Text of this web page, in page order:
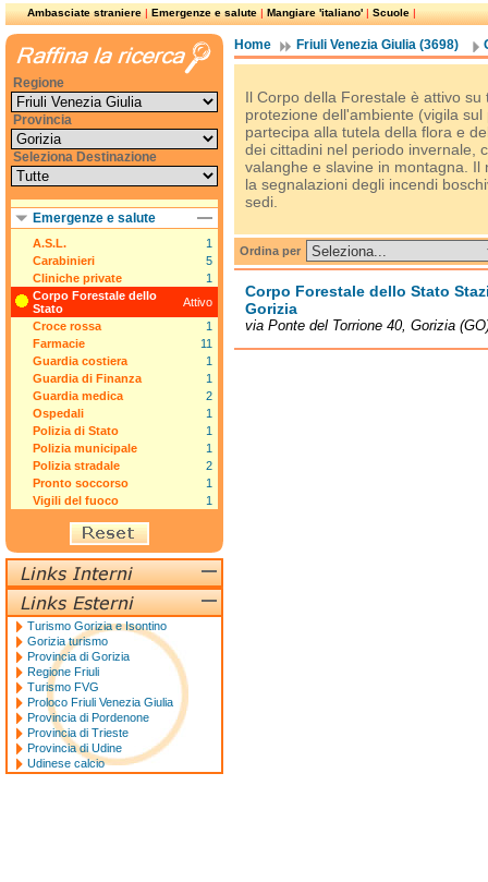
Ambasciate straniere|Emergenze e salute|Mangiare 'italiano'|Scuole|
Home Friuli Venezia Giulia (3698)
Il Corpo della Forestale è attivo
protezione dell'ambiente (vigila
partecipa alla tutela della flora e
dei cittadini nel periodo invernale,
valanghe e slavine in montagna.
la segnalazioni degli incendi
sedi.
Ordina per
Corpo Forestale dello Stato
Gorizia
via Ponte del Torrione 40, Gorizia
Regione
Provincia
Seleziona Destinazione
Emergenze e salute
A.S.L.
1
Carabinieri
5
Cliniche private
1
Corpo Forestale dello
Stato
Attivo
Croce rossa
1
Farmacie
11
Guardia costiera
1
Guardia di Finanza
1
Guardia medica
2
Ospedali
1
Polizia di Stato
1
Polizia municipale
1
Polizia stradale
2
Pronto soccorso
1
Vigili del fuoco
1
Turismo Gorizia e Isontino
Gorizia turismo
Provincia di Gorizia
Regione Friuli
Turismo FVG
Proloco Friuli Venezia Giulia
Provincia di Pordenone
Provincia di Trieste
Provincia di Udine
Udinese calcio